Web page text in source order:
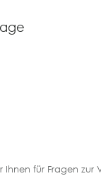
Ihnen für Fragen zur